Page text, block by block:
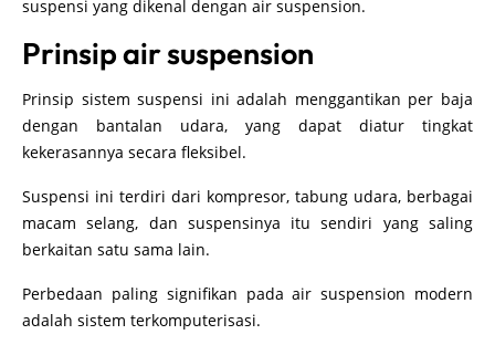
suspensi yang dikenal dengan air suspension.
Prinsip air suspension
Prinsip sistem suspensi ini adalah menggantikan per baja
dengan bantalan udara, yang dapat diatur tingkat
kekerasannya secara fleksibel.
Suspensi ini terdiri dari kompresor, tabung udara, berbagai
macam selang, dan suspensinya itu sendiri yang saling
berkaitan satu sama lain.
Perbedaan paling signifikan pada air suspension modern
adalah sistem terkomputerisasi.